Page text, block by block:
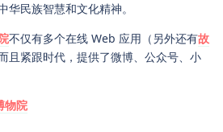
民族智慧和文化精神。
不仅有多个在线 Web 应用（另外还有故
且紧跟时代，提供了微博、公众号、小
物院